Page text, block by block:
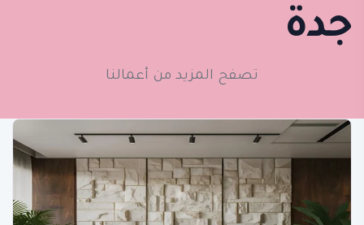
جدة
تصفح المزيد من أعمالنا